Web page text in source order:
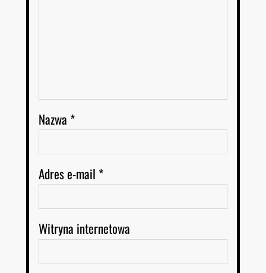
Nazwa *
Adres e-mail *
Witryna internetowa